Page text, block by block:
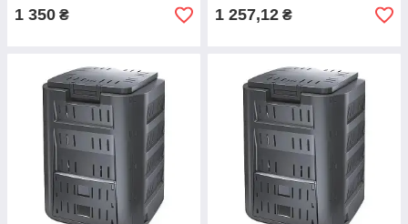
1 350 ₴ 1 257,12 ₴